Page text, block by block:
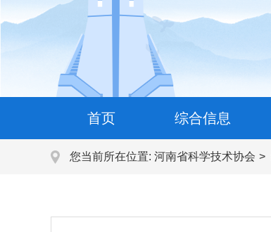
首页 综合信息
您当前所在位置: 河南省科学技术协会